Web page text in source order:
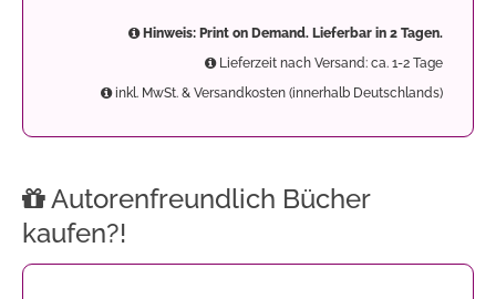
Hinweis: Print on Demand. Lieferbar in 2 Tagen.
Lieferzeit nach Versand: ca. 1-2 Tage
inkl. MwSt. & Versandkosten (innerhalb Deutschlands)
Autorenfreundlich Bücher
kaufen?!